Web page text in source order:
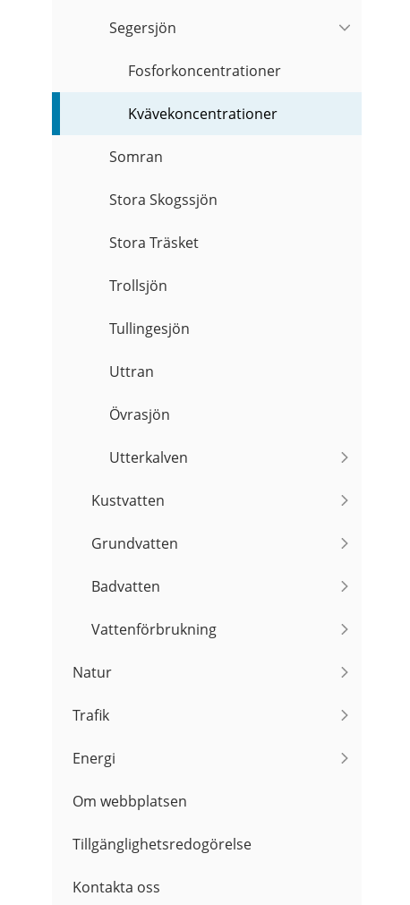
Segersjön
Fosforkoncentrationer
Kvävekoncentrationer
Somran
Stora Skogssjön
Stora Träsket
Trollsjön
Tullingesjön
Uttran
Övrasjön
Utterkalven
Kustvatten
Grundvatten
Badvatten
Vattenförbrukning
Natur
Trafik
Energi
Om webbplatsen
Tillgänglighetsredogörelse
Kontakta oss